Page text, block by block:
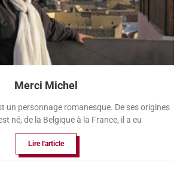
Merci Michel
un personnage romanesque. De ses origines
né, de la Belgique à la France, il a eu
Lire l'article